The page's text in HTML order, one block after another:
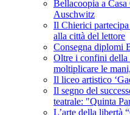
Bellacoopia a
Auschwitz
Il Chierici
alla città del lettore
Consegna diplomi
Oltre i confini della
moltiplicare le
Il liceo artistico
Il segno del
teatrale: "Quinta
L’arte della libertà